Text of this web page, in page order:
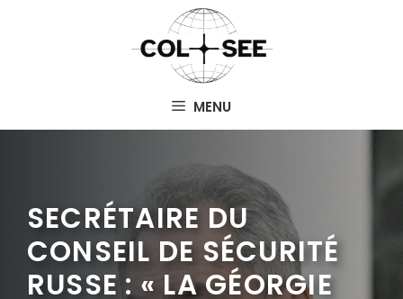
MENU
SECRÉTAIRE DU
CONSEIL DE SÉCURITÉ
RUSSE : « LA GÉORGIE